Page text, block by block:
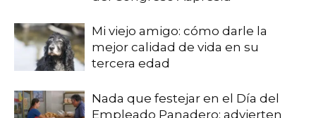
Mi viejo amigo: cómo darle la
mejor calidad de vida en su
tercera edad
Nada que festejar en el Día del
Empleado Panadero: advierten